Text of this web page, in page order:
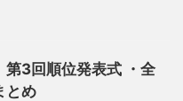
第3回順位発表式 ・全
とめ